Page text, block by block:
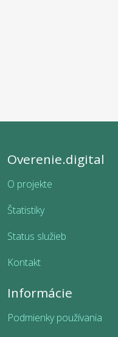
Overenie.digital
O projekte
Štatistiky
Status služieb
Kontakt
Informácie
Podmienky používania